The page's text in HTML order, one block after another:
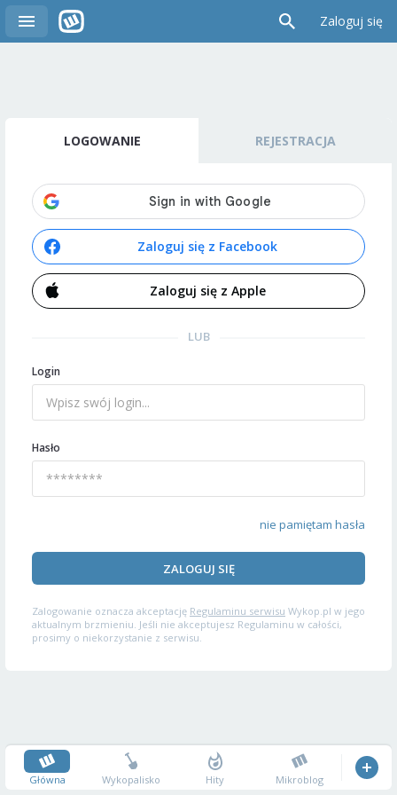
Zaloguj się
LOGOWANIE REJESTRACJA
Zaloguj się z Facebook
Zaloguj się z Apple
LUB
Login
Hasło
nie pamiętam hasła
ZALOGUJ SIĘ
Zalogowanie oznacza akceptację Regulaminu serwisu Wykop.pl w jego
aktualnym brzmieniu. Jeśli nie akceptujesz Regulaminu w całości,
prosimy o niekorzystanie z serwisu.
Główna Wykopalisko Hity Mikroblog